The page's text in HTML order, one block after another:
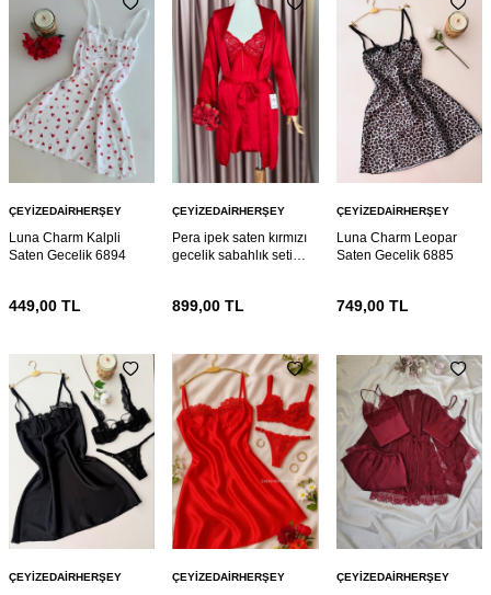
ÇEYIZEDAIRHERŞEY
Luna Charm Kalpli
Saten Gecelik 6894
449,00 TL
ÇEYIZEDAIRHERŞEY
Pera ipek saten kırmızı
gecelik sabahlık seti
899,00 TL
ÇEYIZEDAIRHERŞEY
Luna Charm Leopar
Saten Gecelik 6885
749,00TL
ÇEYIZEDAIRHERŞEY ÇEYIZEDAIRHERŞEY ÇEYIZEDAIRHERŞEY